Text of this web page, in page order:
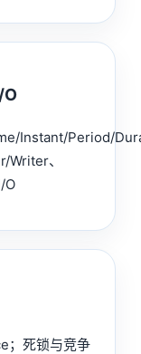
O
Instant/Period/
Writer、
O
；死锁与竞争